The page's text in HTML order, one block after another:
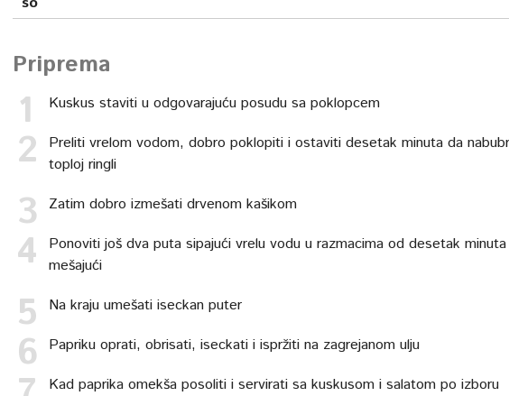
Priprema
Kuskus staviti u odgovarajuću posudu sa poklopcem
Preliti vrelom vodom, dobro poklopiti i ostaviti desetak minuta da
toploj ringli
Zatim dobro izmešati drvenom kašikom
Ponoviti još dva puta sipajući vrelu vodu u razmacima od desetak
mešajući
Na kraju umešati iseckan puter
Papriku oprati, obrisati, iseckati i ispržiti na zagrejanom ulju
Kad paprika omekša posoliti i servirati sa kuskusom i salatom po izboru